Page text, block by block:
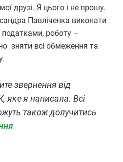
друзі. Я цього і не прошу.
Павліченка виконати
роботу –
зняти всі обмеження та
звернення від
яке я написала. Всі
також долучитись